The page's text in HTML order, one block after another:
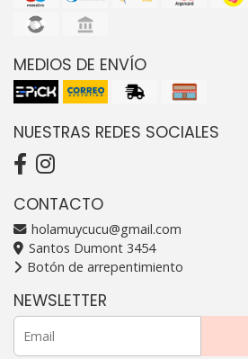
MEDIOS DE ENVÍO
NUESTRAS REDES SOCIALES
CONTACTO
holamuycucu@gmail.com
Santos Dumont 3454
Botón de arrepentimiento
NEWSLETTER